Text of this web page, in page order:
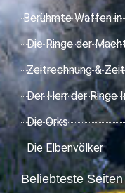
Berühmte Waffen
Die Ringe der
Zeitrechnung &
Der Herr der Ringe
Die Orks
Die Elbenvölker
Beliebteste